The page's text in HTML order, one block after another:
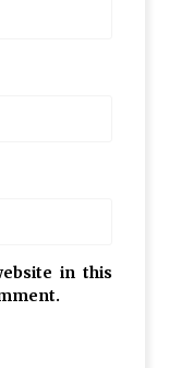
in this